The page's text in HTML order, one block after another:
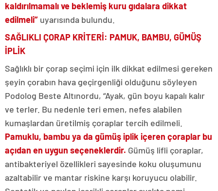
kaldırılmamalı ve beklemiş kuru gıdalara dikkat
edilmeli” uyarısında bulundu.
SAĞLIKLI ÇORAP KRİTERİ: PAMUK, BAMBU, GÜMÜŞ
İPLİK
Sağlıklı bir çorap seçimi için ilk dikkat edilmesi gereken
şeyin çorabın hava geçirgenliği olduğunu söyleyen
Podolog Beste Altınordu, “Ayak, gün boyu kapalı kalır
ve terler. Bu nedenle teri emen, nefes alabilen
kumaşlardan üretilmiş çoraplar tercih edilmeli.
Pamuklu, bambu ya da gümüş iplik içeren çoraplar bu
açıdan en uygun seçeneklerdir. Gümüş lifli çoraplar,
antibakteriyel özellikleri sayesinde koku oluşumunu
azaltabilir ve mantar riskine karşı koruyucu olabilir.